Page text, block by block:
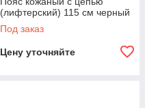
(лифтерский) 115 см черный
Под заказ
Цену уточняйте